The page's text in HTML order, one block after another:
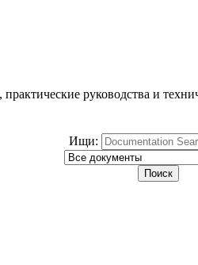
руководства и
Ищи: